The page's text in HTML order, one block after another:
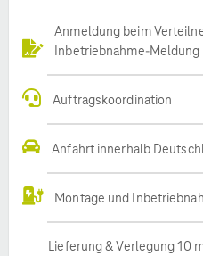
Anmeldung beim
Inbetriebnahme-Meldung
Auftragskoordination
Anfahrt innerhalb
Montage und
Lieferung & Verlegung 10